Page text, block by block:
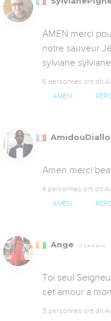
ÀMEN merci
notre sauveur
sylviane sylviane
6 personnes ont dit
AMEN
AmidouDiallo
Amen merci
4 personnes ont dit
AMEN
Ange Il y a 6 ans
Toi seul
cet amour a
5 personnes ont dit